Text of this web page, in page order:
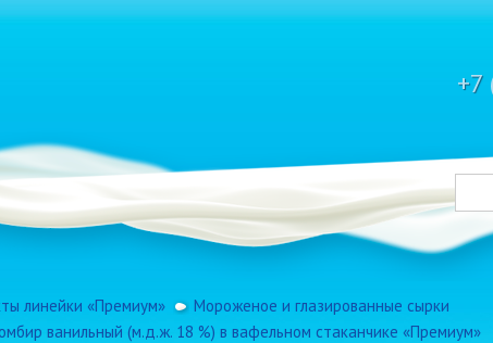
+7
линейки «Премиум»
Мороженое и глазированные сырки
ванильный (м.д.ж. 18 %) в вафельном стаканчике «Премиум»